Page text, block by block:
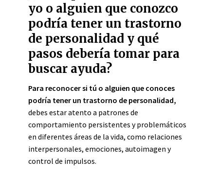
yo o alguien que conozco
podría tener un trastorno
de personalidad y qué
pasos debería tomar para
buscar ayuda?
Para reconocer si tú o alguien que conoces
podría tener un trastorno de personalidad,
debes estar atento a patrones de
comportamiento persistentes y problemáticos
en diferentes áreas de la vida, como relaciones
interpersonales, emociones, autoimagen y
control de impulsos.